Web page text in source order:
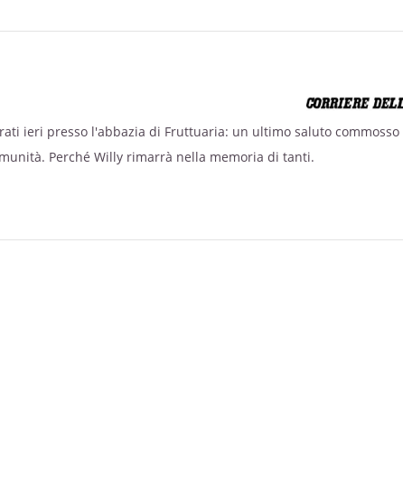
ieri presso l'abbazia di Fruttuaria: un ultimo saluto commosso
Perché Willy rimarrà nella memoria di tanti.